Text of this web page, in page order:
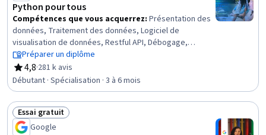
Python pour tous
Compétences que vous acquerrez: Présentation des
données, Traitement des données, Logiciel de
visualisation de données, Restful API, Débogage,
Conception de la base de données, Développement du
programme, Récupération de données sur le Web,
Bases de données relationnelles, Programmation
Python, Principes de programmation, Visualisation des
données, Logiciel de base de données, Services Web,
SQL, Magasin de données, Bases de données, JSON,
Fichier E/S, Structures de données
Préparer un diplôme
4,8
évaluation, 4,8 sur 5 étoiles
·281 k avis
Débutant · Spécialisation · 3 à 6 mois
Statut : Essai gratuit
Essai gratuit
Google